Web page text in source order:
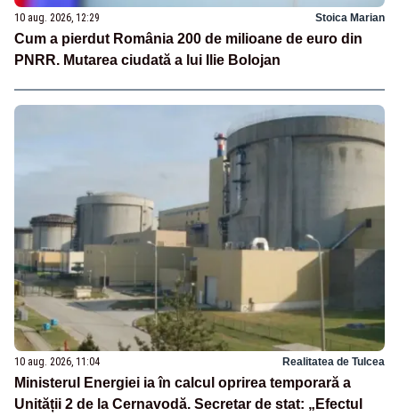
10 aug. 2026, 12:29 Stoica Marian
Cum a pierdut România 200 de milioane de euro din
PNRR. Mutarea ciudată a lui Ilie Bolojan
10 aug. 2026, 11:04 Realitatea de Tulcea
Ministerul Energiei ia în calcul oprirea temporară a
Unității 2 de la Cernavodă. Secretar de stat: „Efectul